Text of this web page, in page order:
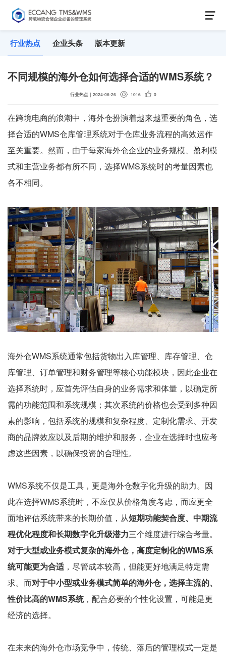
行业热点 企业头条 版本更新
不同规模的海外仓如何选择合适的WMS系统？
行业热点 ｜ 2024-06-26 1016 0
在跨境电商的浪潮中，海外仓扮演着越来越重要的角色，选
择合适的WMS仓库管理系统对于仓库业务流程的高效运作
至关重要。然而，由于每家海外仓企业的业务规模、盈利模
式和主营业务都有所不同，选择WMS系统时的考量因素也
各不相同。
海外仓WMS系统通常包括货物出入库管理、库存管理、仓
库管理、订单管理和财务管理等核心功能模块，因此企业在
选择系统时，应首先评估自身的业务需求和体量，以确定所
需的功能范围和系统规模；其次系统的价格也会受到多种因
素的影响，包括系统的规模和复杂程度、定制化需求、开发
商的品牌效应以及后期的维护和服务，企业在选择时也应考
虑这些因素，以确保投资的合理性。
WMS系统不仅是工具，更是海外仓数字化升级的助力。因
此在选择WMS系统时，不应仅从价格角度考虑，而应更全
面地评估系统带来的长期价值，从短期功能契合度、中期流
程优化程度和长期数字化升级潜力三个维度进行综合考量。
对于大型或业务模式复杂的海外仓，高度定制化的WMS系
统可能更为合适 ，尽管成本较高，但能更好地满足特定需
求。而对于中小型或业务模式简单的海外仓，选择主流的、
性价比高的WMS系统，配合必要的个性化设置，可能是更
经济的选择。
在未来的海外仓市场竞争中，传统、落后的管理模式一定是